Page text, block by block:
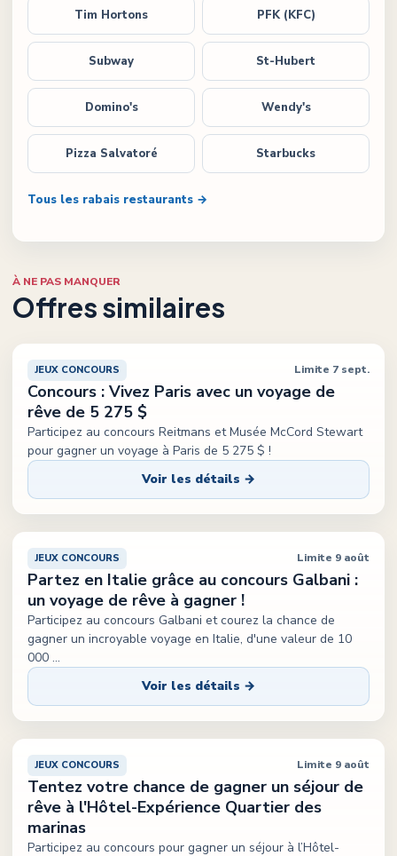
Tim Hortons PFK (KFC)
Subway St-Hubert
Domino's Wendy's
Pizza Salvatoré Starbucks
Tous les rabais restaurants →
À NE PAS MANQUER
Offres similaires
JEUX CONCOURS Limite 7 sept.
Concours : Vivez Paris avec un voyage de
rêve de 5 275 $
Participez au concours Reitmans et Musée McCord Stewart
pour gagner un voyage à Paris de 5 275 $ !
Voir les détails →
JEUX CONCOURS Limite 9 août
Partez en Italie grâce au concours Galbani :
un voyage de rêve à gagner !
Participez au concours Galbani et courez la chance de
gagner un incroyable voyage en Italie, d'une valeur de 10
000 ...
Voir les détails →
JEUX CONCOURS Limite 9 août
Tentez votre chance de gagner un séjour de
rêve à l'Hôtel-Expérience Quartier des
marinas
Participez au concours pour gagner un séjour à l’Hôtel-